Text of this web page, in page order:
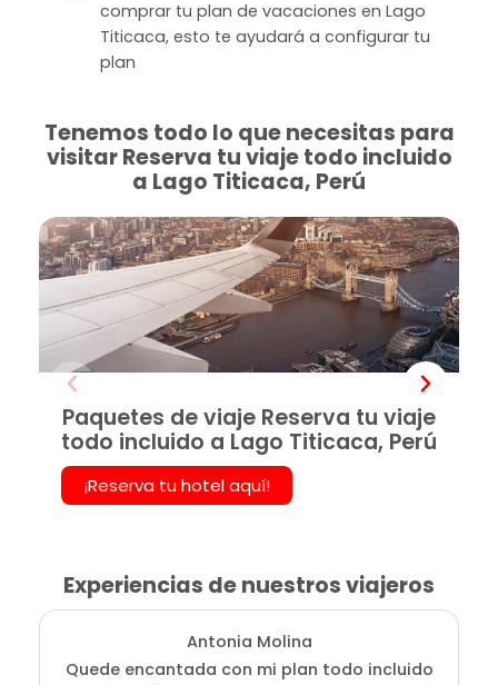
comprar tu plan de vacaciones en Lago
Titicaca, esto te ayudará a configurar tu
plan
Tenemos todo lo que necesitas para
visitar Reserva tu viaje todo incluido
a Lago Titicaca, Perú
Paquetes de viaje Reserva tu viaje
todo incluido a Lago Titicaca, Perú
¡Reserva tu hotel aquí!
Experiencias de nuestros viajeros
Antonia Molina
Quede encantada con mi plan todo incluido